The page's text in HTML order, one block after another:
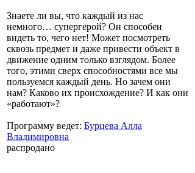
Знаете ли вы, что каждый из нас
немного… супергерой? Он способен
видеть то, чего нет! Может посмотреть
сквозь предмет и даже привести объект в
движение одним только взглядом. Более
того, этими сверх способностями все мы
пользуемся каждый день. Но зачем они
нам? Каково их происхождение? И как они
«работают»?
Программу ведет: Бурцева Алла
Владимировна
распродано